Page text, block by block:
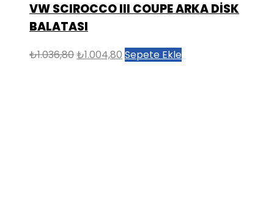
VW SCIROCCO III COUPE ARKA DİSK
BALATASI
₺1.036,80Orijinal
₺1.004,80 Şu
Sepete Ekle